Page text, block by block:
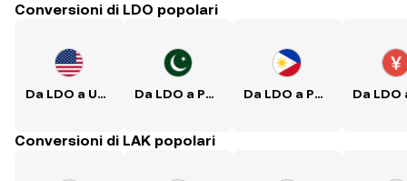
Conversioni di LDO popolari
Da LDO a USD Da LDO a PKR Da LDO a PHP
Conversioni di LAK popolari